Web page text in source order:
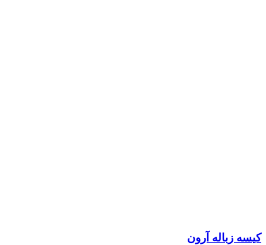
کیسه زباله آرون